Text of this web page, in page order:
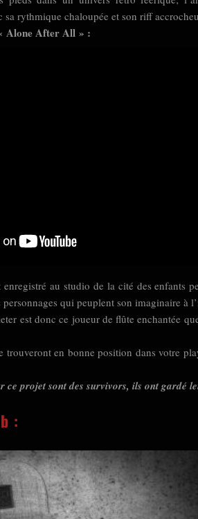
sa rythmique chaloupée et son riff
Alone After All » :
au studio de la cité des enfants
personnages qui peuplent son imaginaire
est donc ce joueur de flûte enchantée
trouveront en bonne position dans votre
ce projet sont des survivors, ils ont gardé
: